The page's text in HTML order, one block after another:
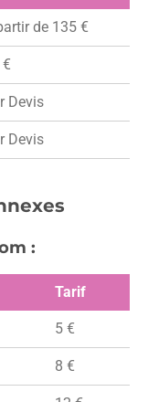
de 135 €
Devis
Devis
:
Tarif
5 €
8 €